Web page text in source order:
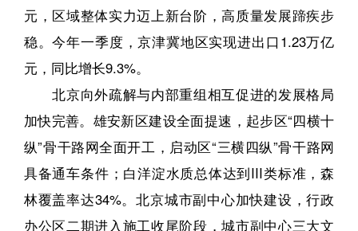
元，区域整体实力迈上新台阶，高质量发展蹄疾步
稳。今年一季度，京津冀地区实现进出口1.23万亿
元，同比增长9.3%。
北京向外疏解与内部重组相互促进的发展格局
加快完善。雄安新区建设全面提速，起步区“四横十
纵”骨干路网全面开工，启动区“三横四纵”骨干路网
具备通车条件；白洋淀水质总体达到III类标准，森
林覆盖率达34%。北京城市副中心加快建设，行政
办公区二期进入施工收尾阶段，城市副中心三大文